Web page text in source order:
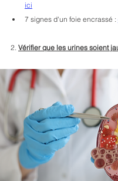
ici
7 signes d'un foie encrassé :
2. Vérifier que les urines soient